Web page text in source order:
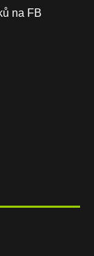
na FB